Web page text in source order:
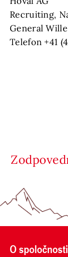
Recruiting,
General
Telefon +41
O spoločnosti